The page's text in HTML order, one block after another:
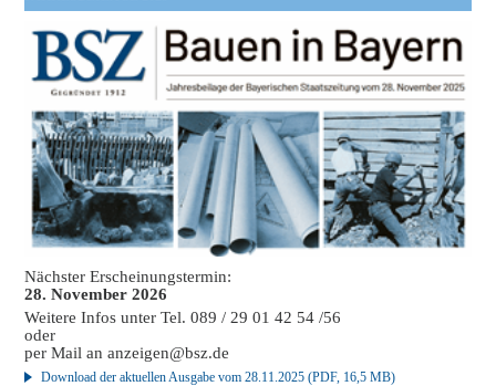
Nächster Erscheinungstermin:
28. November 2026
Weitere Infos unter Tel. 089 / 29 01 42 54 /56
oder
per Mail ananzeigen@bsz.de
Download der aktuellen Ausgabe vom 28.11.2025 (PDF, 16,5 MB)